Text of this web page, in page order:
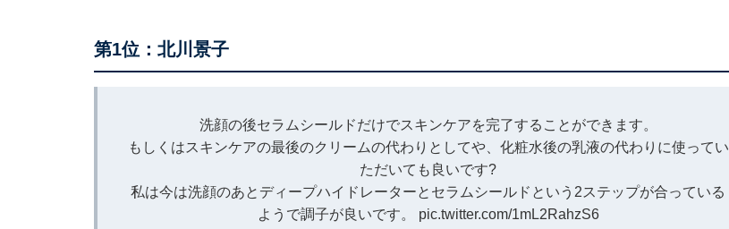
第1位：北川景子
洗顔の後セラムシールドだけでスキンケアを完了することができます。
もしくはスキンケアの最後のクリームの代わりとしてや、化粧水後の乳液の代わりに使ってい
ただいても良いです?
私は今は洗顔のあとディープハイドレーターとセラムシールドという2ステップが合っている
ようで調子が良いです。 pic.twitter.com/1mL2RahzS6